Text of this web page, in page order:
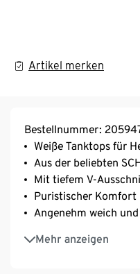
Artikel merken
Bestellnummer:
Weiße Tanktops für
Aus der beliebten
Mit tiefem V-
Puristischer Komfort
Angenehm weich
Mehr anzeigen
Perfekter Sitz durch